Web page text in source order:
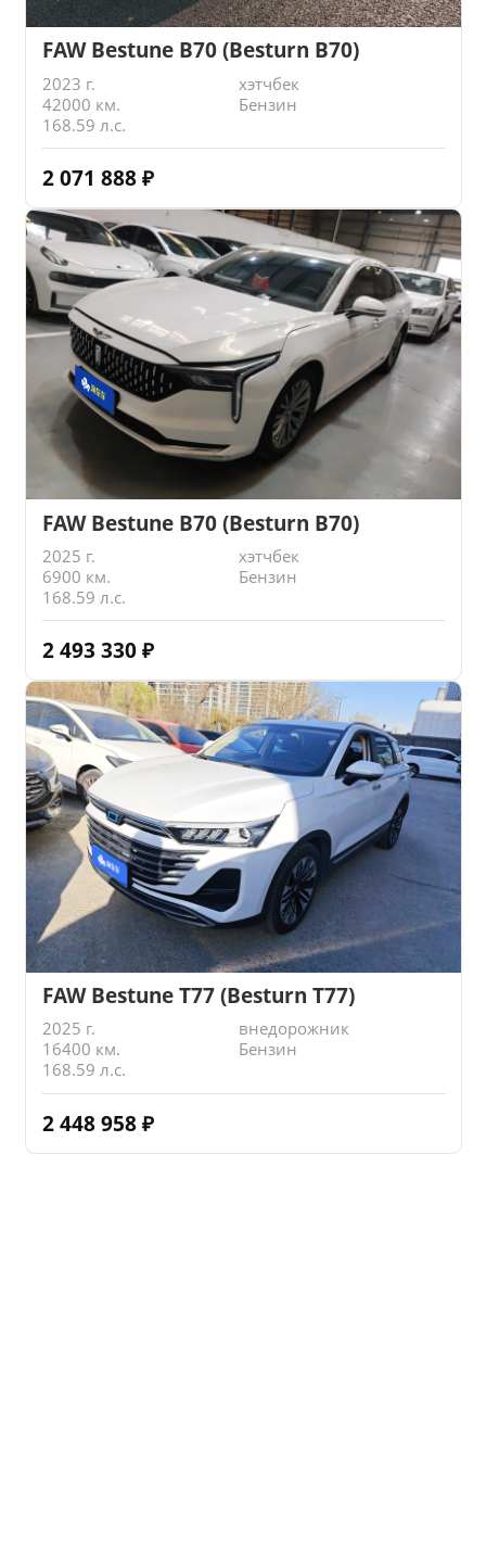
FAW Bestune B70 (Besturn B70)
2023 г.
хэтчбек
42000 км.
Бензин
168.59 л.с.
2 071 888 ₽
FAW Bestune B70 (Besturn B70)
2025 г.
хэтчбек
6900 км.
Бензин
168.59 л.с.
2 493 330 ₽
FAW Bestune T77 (Besturn T77)
2025 г.
внедорожник
16400 км.
Бензин
168.59 л.с.
2 448 958 ₽